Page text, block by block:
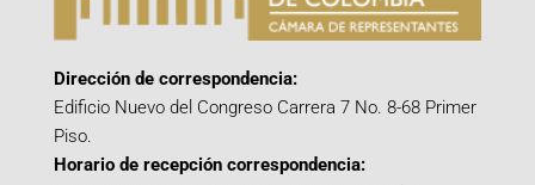
Dirección de correspondencia:
Edificio Nuevo del Congreso Carrera 7 No. 8-68 Primer
Piso.
Horario de recepción correspondencia: